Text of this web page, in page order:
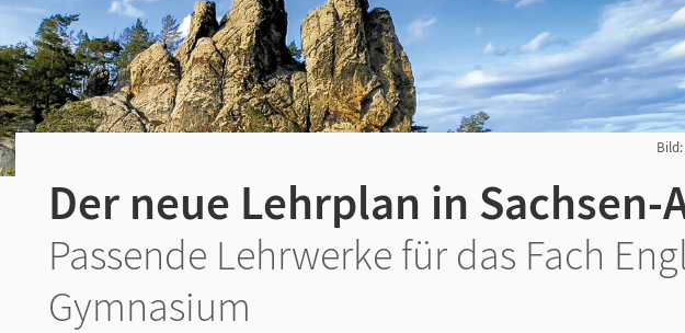
Der neue Lehrplan in Sachsen-
Passende Lehrwerke für das Fach
Gymnasium